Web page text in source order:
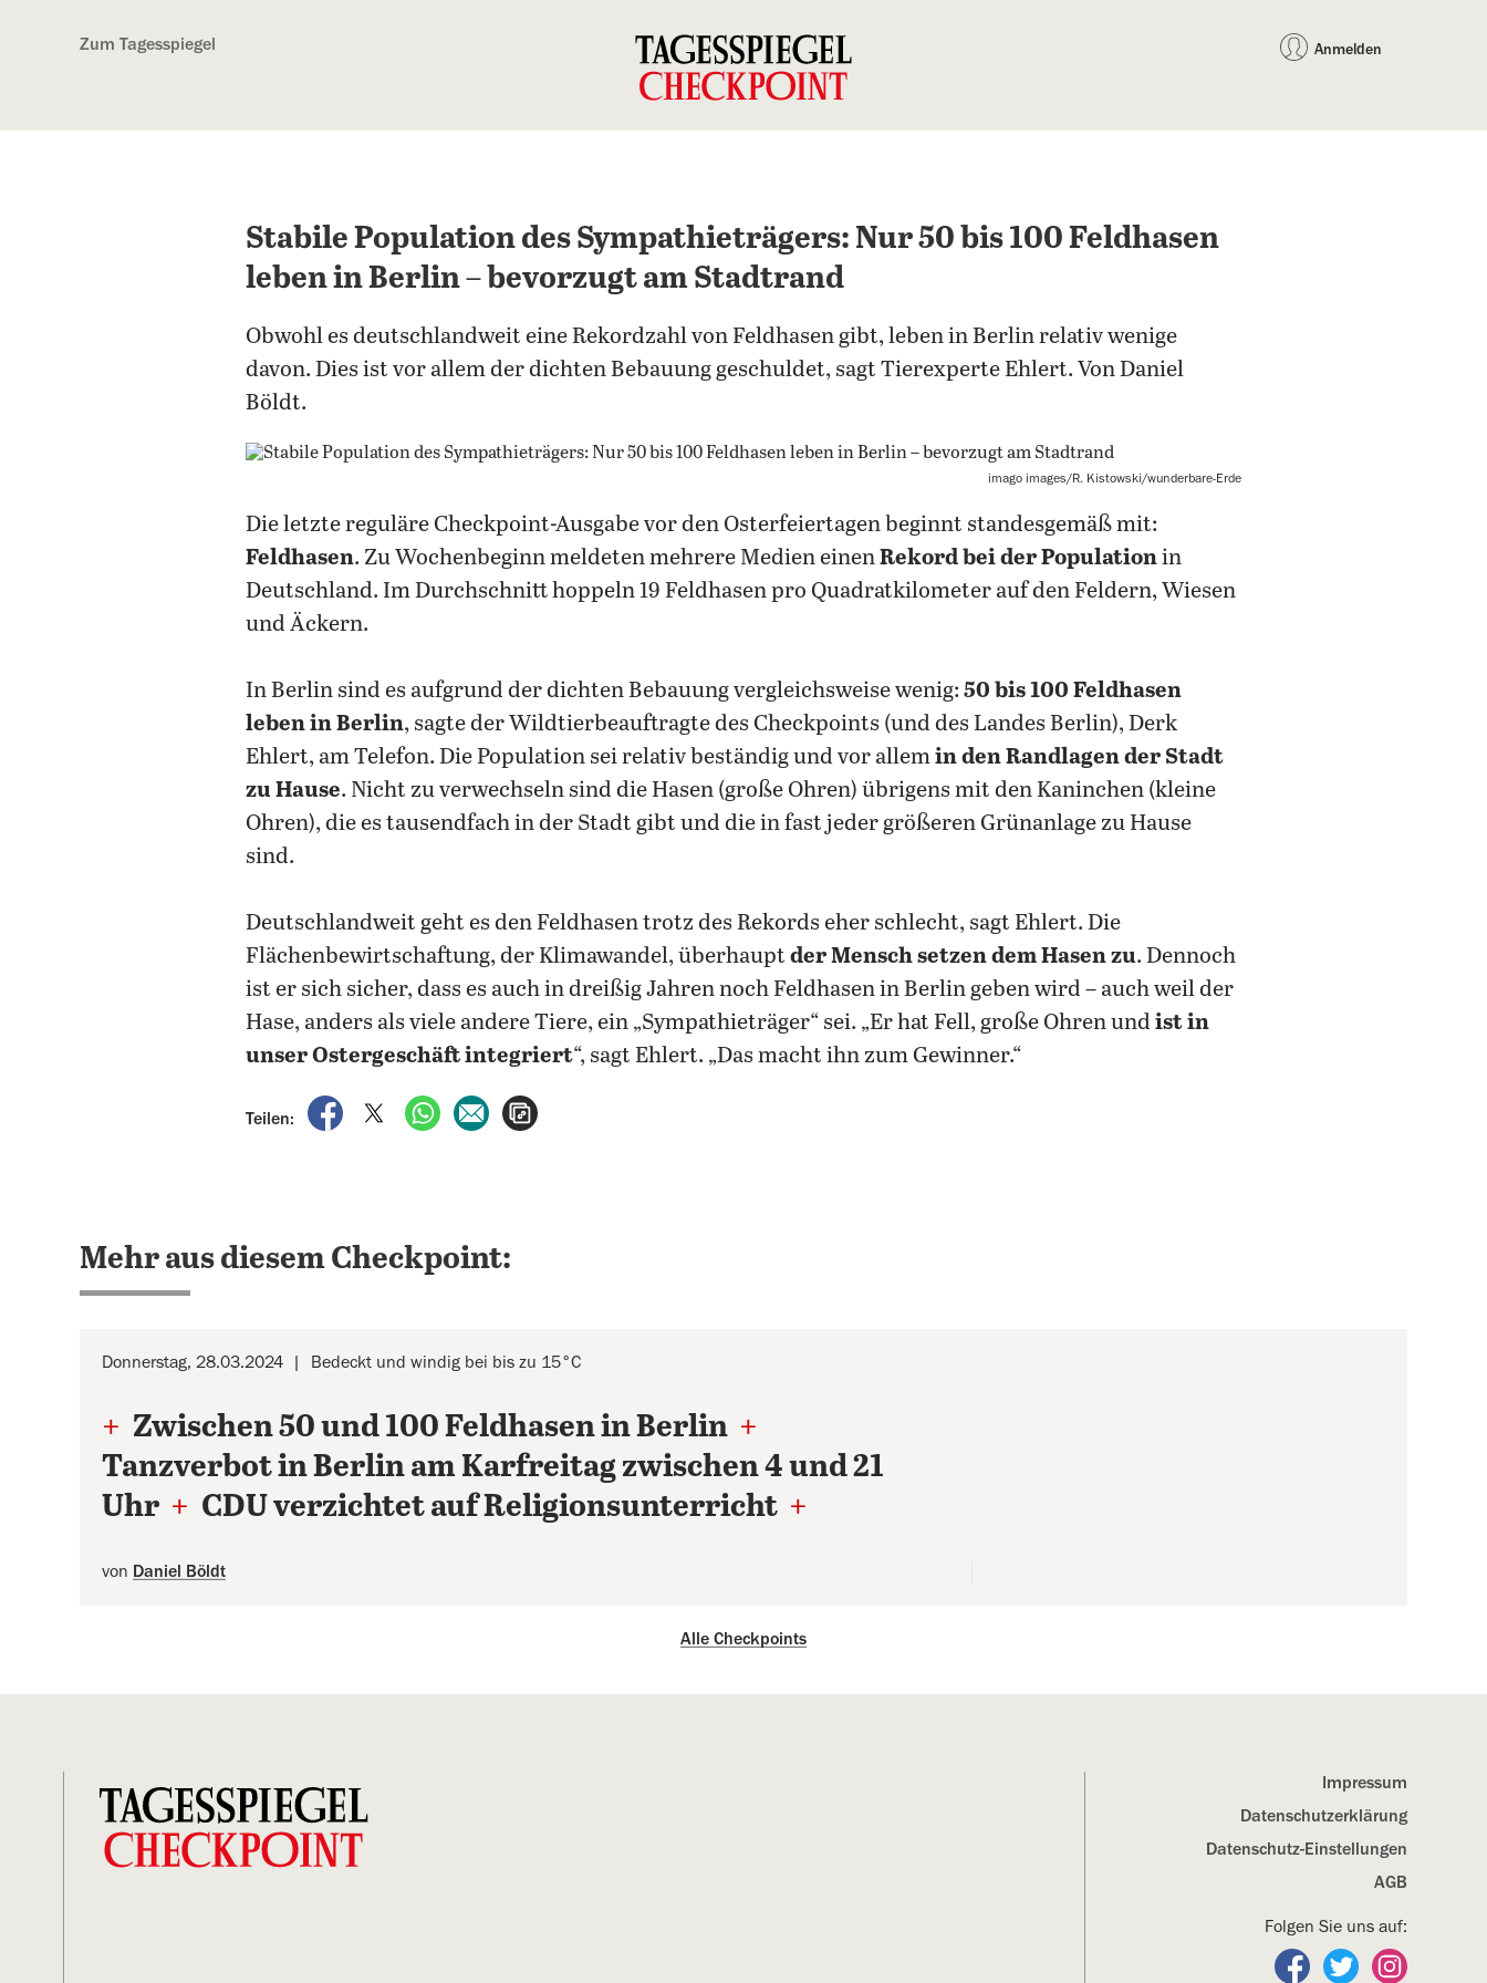
Zum Tagesspiegel Anmelden
Stabile Population des Sympathieträgers: Nur 50 bis 100 Feldhasen
leben in Berlin – bevorzugt am Stadtrand
Obwohl es deutschlandweit eine Rekordzahl von Feldhasen gibt, leben in Berlin relativ wenige
davon. Dies ist vor allem der dichten Bebauung geschuldet, sagt Tierexperte Ehlert. Von Daniel
Böldt.
imago images/R. Kistowski/wunderbare-Erde
Die letzte reguläre Checkpoint-Ausgabe vor den Osterfeiertagen beginnt standesgemäß mit:
Feldhasen. Zu Wochenbeginn meldeten mehrere Medien einenRekord bei der Populationin
Deutschland. Im Durchschnitt hoppeln 19 Feldhasen pro Quadratkilometer auf den Feldern, Wiesen
und Äckern.
In Berlin sind es aufgrund der dichten Bebauung vergleichsweise wenig:50 bis 100 Feldhasen
leben in Berlin, sagte der Wildtierbeauftragte des Checkpoints (und des Landes Berlin), Derk
Ehlert, am Telefon. Die Population sei relativ beständig und vor allemin den Randlagen der Stadt
zu Hause. Nicht zu verwechseln sind die Hasen (große Ohren) übrigens mit den Kaninchen (kleine
Ohren), die es tausendfach in der Stadt gibt und die in fast jeder größeren Grünanlage zu Hause
sind.
Deutschlandweit geht es den Feldhasen trotz des Rekords eher schlecht, sagt Ehlert. Die
Flächenbewirtschaftung, der Klimawandel, überhaupt der Mensch setzen dem Hasen zu. Dennoch
ist er sich sicher, dass es auch in dreißig Jahren noch Feldhasen in Berlin geben wird – auch weil der
Hase, anders als viele andere Tiere, ein „Sympathieträger“ sei. „Er hat Fell, große Ohren undist in
unser Ostergeschäft integriert“, sagt Ehlert. „Das macht ihn zum Gewinner.“
Teilen:
auf Facebook teilen
auf X teilenper WhatsApp teilen
per E-Mail teilen
Mehr aus diesem Checkpoint:
Donnerstag, 28.03.2024 Bedeckt und windig bei bis zu 15°C
+ Zwischen 50 und 100 Feldhasen in Berlin +
Tanzverbot in Berlin am Karfreitag zwischen 4 und 21
Uhr + CDU verzichtet auf Religionsunterricht +
von Daniel Böldt
Alle Checkpoints
Impressum
Datenschutz­erklärung
Datenschutz-Einstellungen
AGB
Folgen Sie uns auf:
Folgen Sie uns auf
Folgen Sie uns